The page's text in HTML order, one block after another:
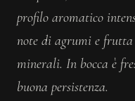
profilo aromatico
note di agrumi e frutta
minerali. In bocca è
buona persistenza.